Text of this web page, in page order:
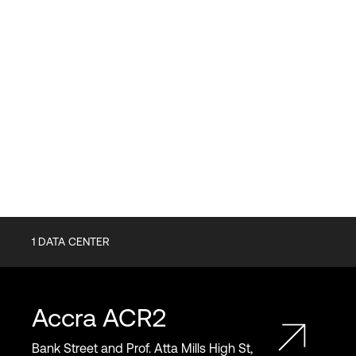
1 DATA CENTER
Accra ACR2
Bank Street and Prof. Atta Mills High St,